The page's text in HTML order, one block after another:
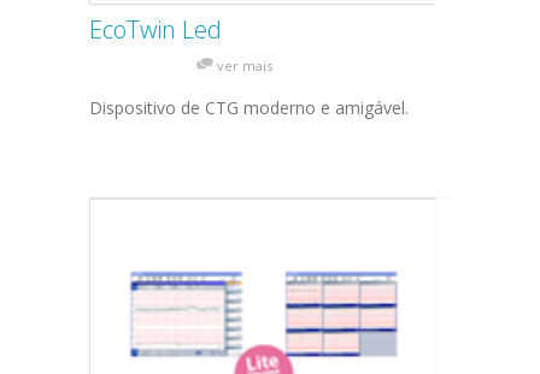
EcoTwin Led
ver mais
Dispositivo de CTG moderno e amigável.